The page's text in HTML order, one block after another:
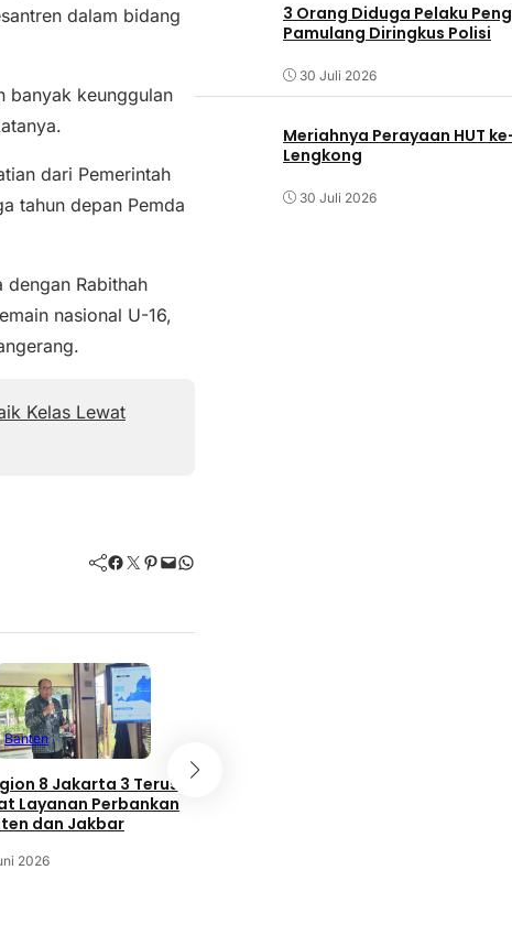
dalam bidang
banyak keunggulan
dari Pemerintah
tahun depan Pemda
dengan Rabithah
nasional U-16,
Kelas Lewat
Facebook Twitter Pinterest Mail WhatsApp
Banten
8 Jakarta 3 Terus
Layanan Perbankan
dan Jakbar
2026
3 Orang Diduga Pelaku
Pamulang Diringkus Polisi
30 Juli 2026
Meriahnya Perayaan HUT
Lengkong
30 Juli 2026